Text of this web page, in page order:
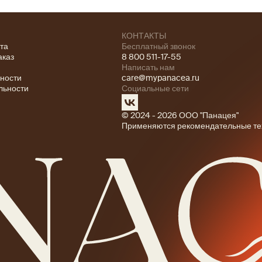
КОНТАКТЫ
Бесплатный звонок
8 800 511-17-55
Написать нам
care@mypanacea.ru
Социальные сети
© 2024 - 2026 ООО "Панацея"
Применяются рекомендательные